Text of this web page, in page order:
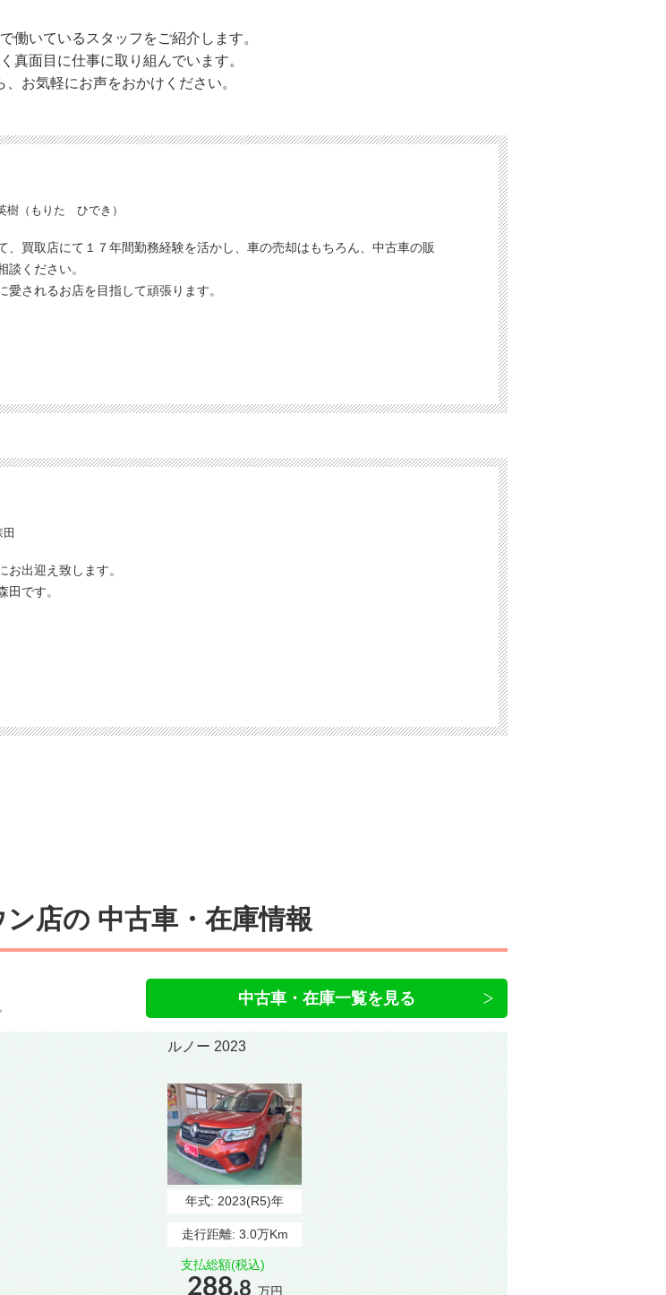
働いているスタッフをご紹介します。
真面目に仕事に取り組んでいます。
、お気軽にお声をおかけください。
（もりた ひでき）
、買取店にて１７年間勤務経験を活かし、車の売却はもちろん、中古車の販
談ください。
愛されるお店を目指して頑張ります。
お出迎え致します。
田です。
ン店の 中古車・在庫情報
中古車・在庫一覧を見る
ルノー 2023
年式: 2023(R5)年
走行距離: 3.0万Km
支払総額(税込)
288.8 万円